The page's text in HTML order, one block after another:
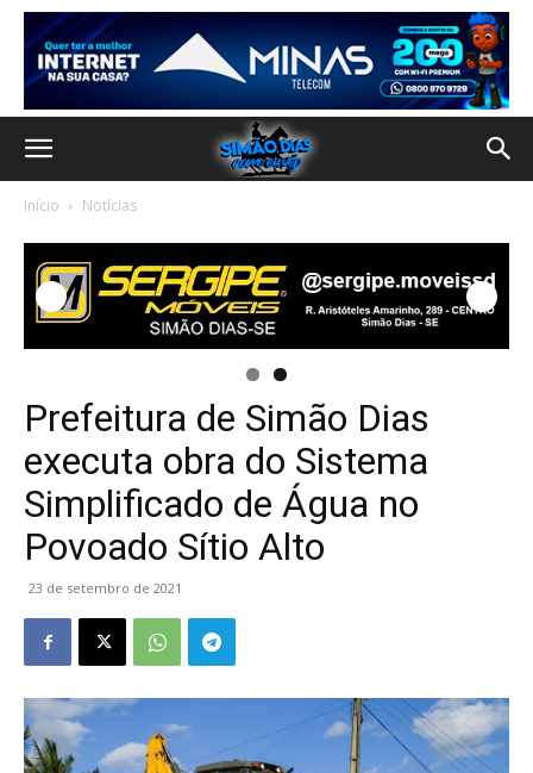
Início Notícias
Prefeitura de Simão Dias
executa obra do Sistema
Simplificado de Água no
Povoado Sítio Alto
23 de setembro de 2021